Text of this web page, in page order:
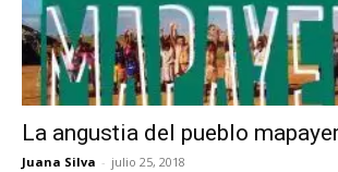
La angustia del pueblo
Juana Silva - julio 25, 2018